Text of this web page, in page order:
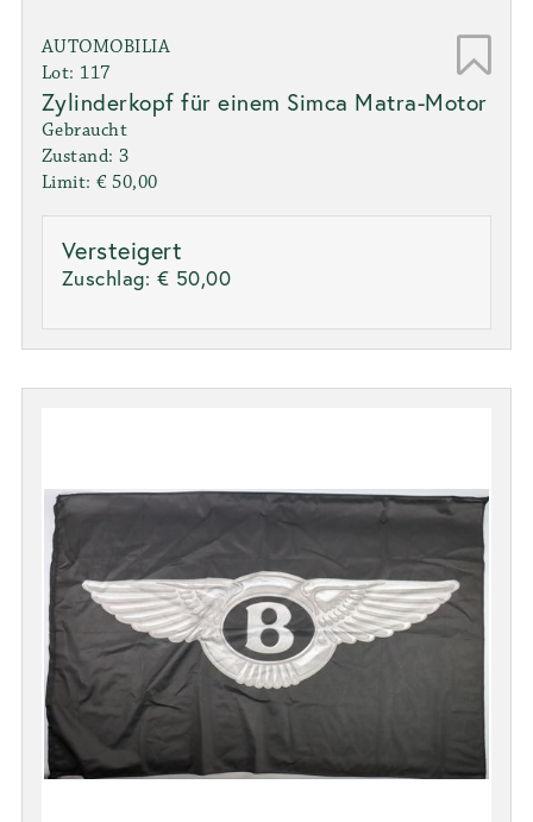
AUTOMOBILIA
Lot: 117
Zylinderkopf für einem Simca Matra-Motor
Gebraucht
Zustand: 3
Limit: € 50,00
Versteigert
Zuschlag: € 50,00